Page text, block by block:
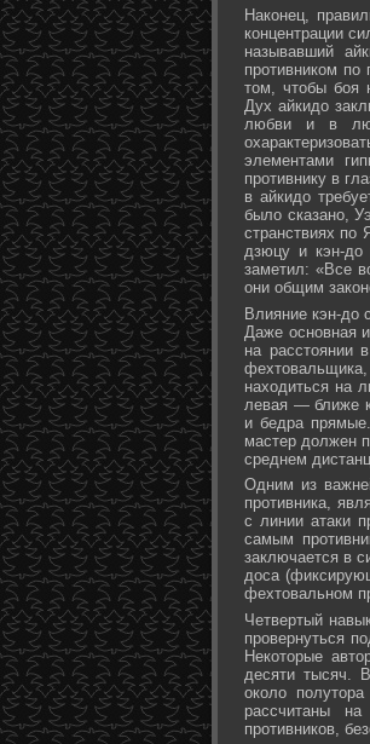
Наконец,
концентрации
называвший
противником
том, чтобы боя
Дух айкидо
любви и в
элементами
противнику в
в айкидо
было сказано,
странствиях по
дзюцу и кэн-до
заметил: «Все
они общим
Влияние кэн-до
Даже основная
на расстоянии
находиться на
левая — ближе к
и бедра
мастер должен
среднем
Одним из
противника,
с линии атаки
самым
заключается в
доса
фехтовальном
Четвертый
провернуться
Некоторые
десяти тысяч.
около
рассчитаны
противников,